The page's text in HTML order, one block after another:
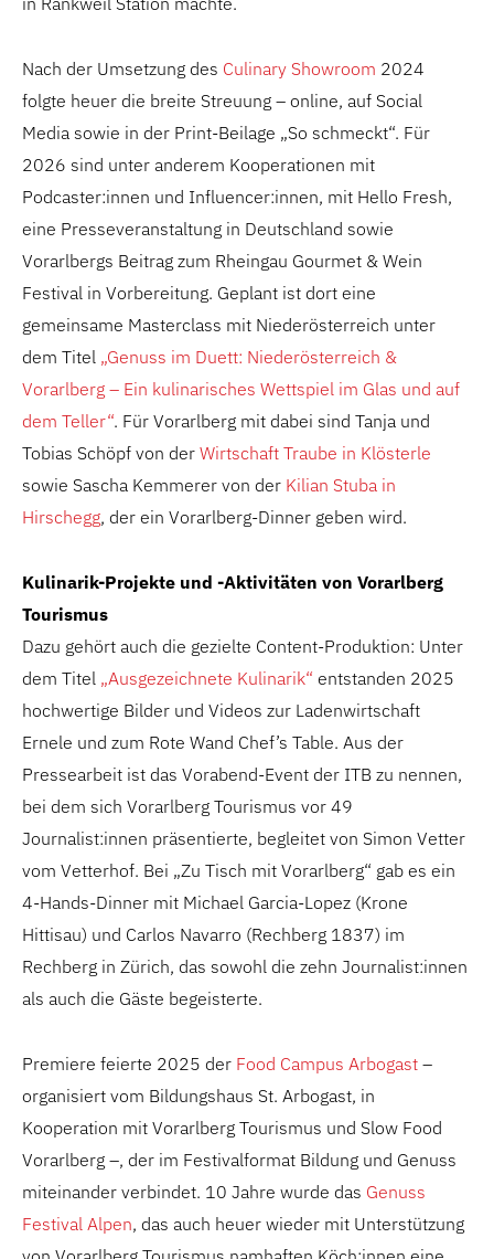
Nach der Umsetzung des Culinary Showroom 2024
folgte heuer die breite Streuung – online, auf Social
Media sowie in der Print-Beilage „So schmeckt“. Für
2026 sind unter anderem Kooperationen mit
Podcaster:innen und Influencer:innen, mit Hello Fresh,
eine Presseveranstaltung in Deutschland sowie
Vorarlbergs Beitrag zum Rheingau Gourmet & Wein
Festival in Vorbereitung. Geplant ist dort eine
gemeinsame Masterclass mit Niederösterreich unter
dem Titel „Genuss im Duett: Niederösterreich &
Vorarlberg – Ein kulinarisches Wettspiel im Glas und auf
dem Teller“. Für Vorarlberg mit dabei sind Tanja und
Tobias Schöpf von der Wirtschaft Traube in Klösterle
sowie Sascha Kemmerer von der Kilian Stuba in
Hirschegg, der ein Vorarlberg-Dinner geben wird.
Kulinarik-Projekte und -Aktivitäten von Vorarlberg
Tourismus
Dazu gehört auch die gezielte Content-Produktion: Unter
dem Titel „Ausgezeichnete Kulinarik“ entstanden 2025
hochwertige Bilder und Videos zur Ladenwirtschaft
Ernele und zum Rote Wand Chef’s Table. Aus der
Pressearbeit ist das Vorabend-Event der ITB zu nennen,
bei dem sich Vorarlberg Tourismus vor 49
Journalist:innen präsentierte, begleitet von Simon Vetter
vom Vetterhof. Bei „Zu Tisch mit Vorarlberg“ gab es ein
4-Hands-Dinner mit Michael Garcia-Lopez (Krone
Hittisau) und Carlos Navarro (Rechberg 1837) im
Rechberg in Zürich, das sowohl die zehn Journalist:innen
als auch die Gäste begeisterte.
Premiere feierte 2025 der Food Campus Arbogast –
organisiert vom Bildungshaus St. Arbogast, in
Kooperation mit Vorarlberg Tourismus und Slow Food
Vorarlberg –, der im Festivalformat Bildung und Genuss
miteinander verbindet. 10 Jahre wurde das Genuss
Festival Alpen, das auch heuer wieder mit Unterstützung